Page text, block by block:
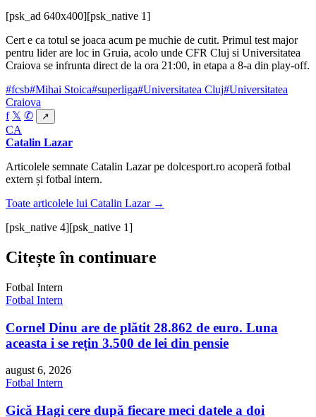
[psk_ad 640x400][psk_native 1]
Cert e ca totul se joaca acum pe muchie de cutit. Primul test major
pentru lider are loc in Gruia, acolo unde CFR Cluj si Universitatea
Craiova se infrunta direct de la ora 21:00, in etapa a 8-a din play-off.
#fcsb#Mihai Stoica#superliga#Universitatea Cluj#Universitatea
Craiova
f 𝕏 ✆ ↗
CA
Catalin Lazar
Articolele semnate Catalin Lazar pe dolcesport.ro acoperă fotbal
extern și fotbal intern.
Toate articolele lui Catalin Lazar →
[psk_native 4][psk_native 1]
Citește în continuare
Fotbal Intern
Fotbal Intern
Cornel Dinu are de plătit 28.862 de euro. Luna
aceasta i se rețin 3.500 de lei din pensie
august 6, 2026
Fotbal Intern
Gică Hagi cere după fiecare meci datele a doi